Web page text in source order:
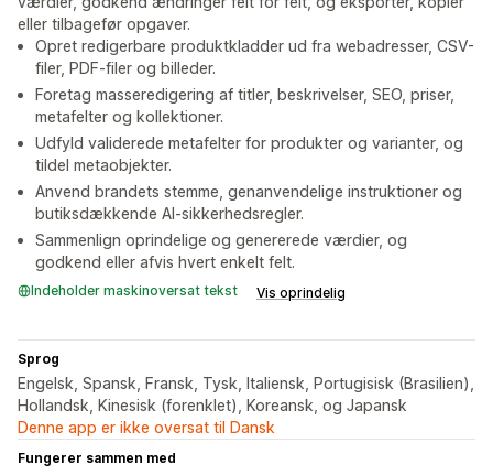
eller tilbagefør opgaver.
Opret redigerbare produktkladder ud fra webadresser, CSV-
filer, PDF-filer og billeder.
Foretag masseredigering af titler, beskrivelser, SEO, priser,
metafelter og kollektioner.
Udfyld validerede metafelter for produkter og varianter, og
tildel metaobjekter.
Anvend brandets stemme, genanvendelige instruktioner og
butiksdækkende AI-sikkerhedsregler.
Sammenlign oprindelige og genererede værdier, og
godkend eller afvis hvert enkelt felt.
Indeholder maskinoversat tekst Vis oprindelig
Sprog
Engelsk, Spansk, Fransk, Tysk, Italiensk, Portugisisk (Brasilien),
Hollandsk, Kinesisk (forenklet), Koreansk, og Japansk
Denne app er ikke oversat til Dansk
Fungerer sammen med